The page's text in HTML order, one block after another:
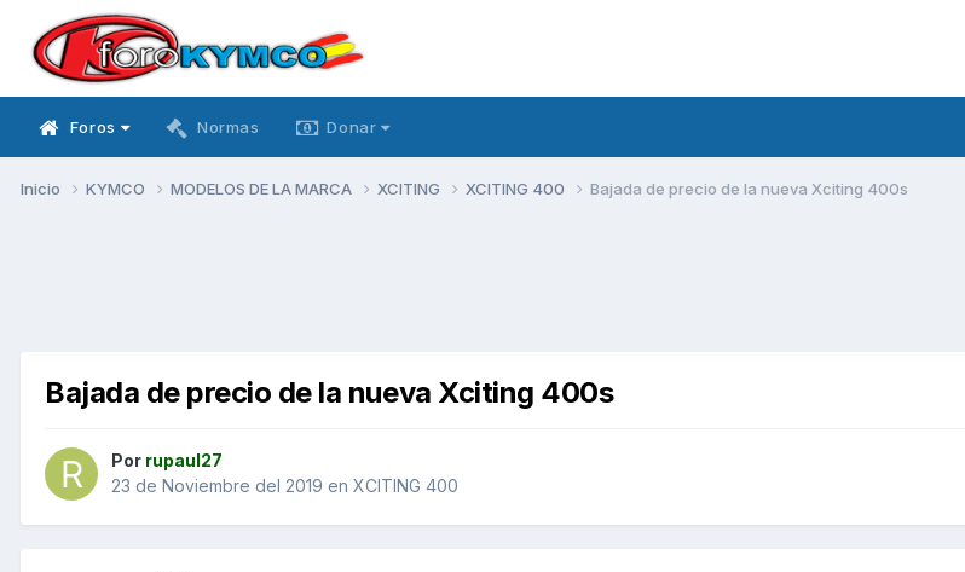
Foros Normas Donar
Inicio KYMCO MODELOS DE LA MARCA XCITING XCITING 400 Bajada de precio de la nueva Xciting 400s
Bajada de precio de la nueva Xciting 400s
Por rupaul27
23 de Noviembre del 2019 en XCITING 400